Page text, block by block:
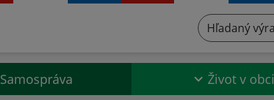
Hľadaný výraz...
Samospráva Život v obci